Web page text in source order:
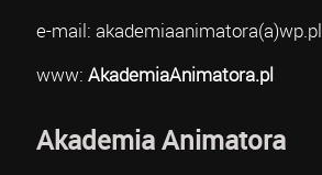
e-mail: akademiaanimatora(a)wp.pl
www: AkademiaAnimatora.pl
Akademia Animatora